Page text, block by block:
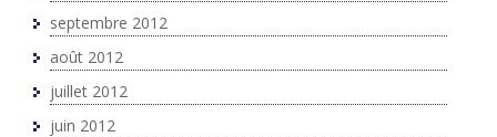
septembre 2012
août 2012
juillet 2012
juin 2012